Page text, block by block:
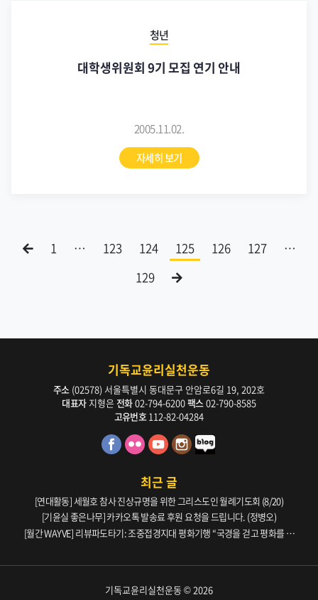
청년
대학생위원회 9기 모집 연기 안내
2005.11.02.
자세히 보기
1 … 123 124 125 126 127
…
129
기독교윤리실천운동
주소 (02578) 서울특별시 동대문구 안암로6길 19, 202호
대표자지형은 전화02-794-6200팩스 02-790-8585
고유번호 112-82-04284
최근 글
[연대활동] 세월호 참사 진상규명을 위한 그리스도인 월례기도회 (8/20)
[기윤실 좋은나무] 카카오톡 발송료 후원 요청을 드립니다. (정병오)
[월간 WAYVE] 리뷰파도타기: 조중접경지대 평화기행 “국경을 걷고 평화를 생
기독교윤리실천운동 © 2026